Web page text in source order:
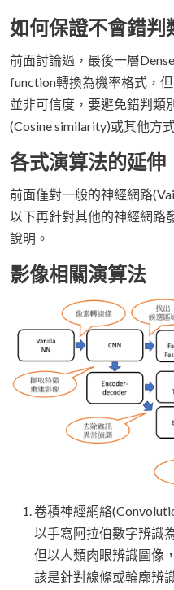
如何保證不會錯判
前面討論過，最後一層
function轉換為機率格式，
並非可信度，要避免錯判類
(Cosine similarity)或其他方
各式演算法的延伸
前面僅對一般的神經網路
以下再針對其他的神經網路
說明。
影像相關演算法
卷積神經網絡
以手寫阿拉伯數字辨識
但以人類肉眼辨識圖像
該是針對線條或輪廓辨